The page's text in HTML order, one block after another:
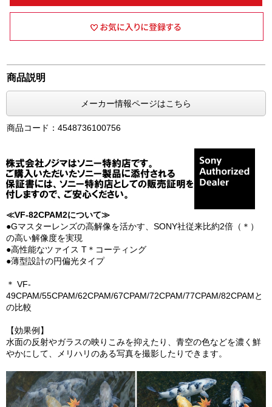
商品説明
メーカー情報ページはこちら
商品コード：4548736100756
≪VF-82CPAM2について≫
●Gマスターレンズの高解像を活かす、SONY社従来比約2倍（＊）
の高い解像度を実現
●高性能なツァイス T＊コーティング
●薄型設計の円偏光タイプ
＊ VF-
49CPAM/55CPAM/62CPAM/67CPAM/72CPAM/77CPAM/82CPAMと
の比較
【効果例】
水面の反射やガラスの映りこみを抑えたり、青空の色などを濃く鮮
やかにして、メリハリのある写真を撮影したりできます。